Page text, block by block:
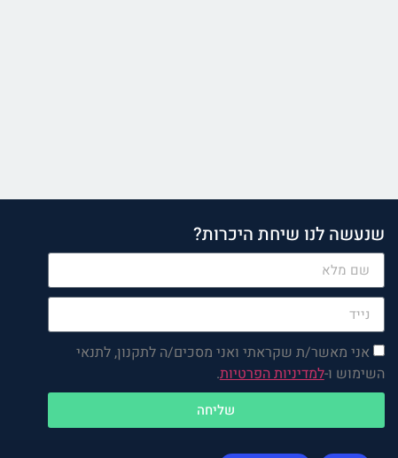
שנעשה לנו שיחת היכרות?
אני מאשר/ת שקראתי ואני מסכים/ה לתקנון, לתנאי
השימוש ו-למדיניות הפרטיות.
שליחה